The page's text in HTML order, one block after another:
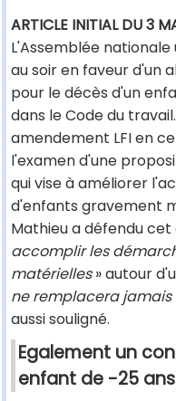
ARTICLE INITIAL DU 3
L'Assemblée
au soir en faveur d'un
pour le décès d'un
dans le Code du
amendement LFI en
l'examen d'une
qui vise à améliorer
d'enfants gravement
Mathieu a défendu
accomplir les
matérielles» autour
ne remplacera
aussi souligné.
Egalement un
enfant de -25 ans